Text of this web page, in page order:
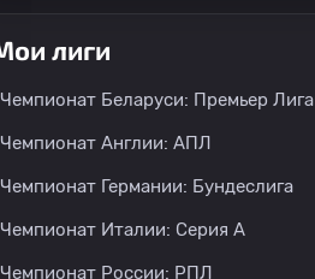
лиги
Чемпионат Беларуси: Премьер Лига
Чемпионат Англии: АПЛ
Чемпионат Германии: Бундеслига
Чемпионат Италии: Серия А
Чемпионат России: РПЛ